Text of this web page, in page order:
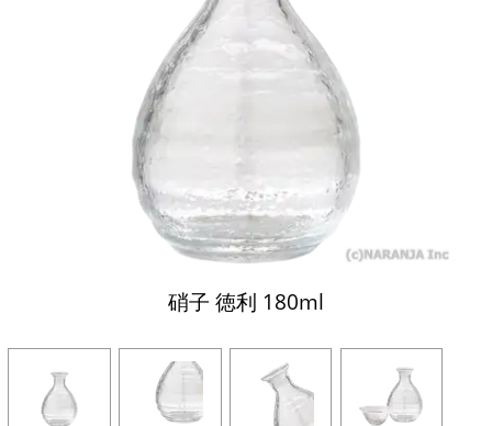
硝子 徳利 180ml